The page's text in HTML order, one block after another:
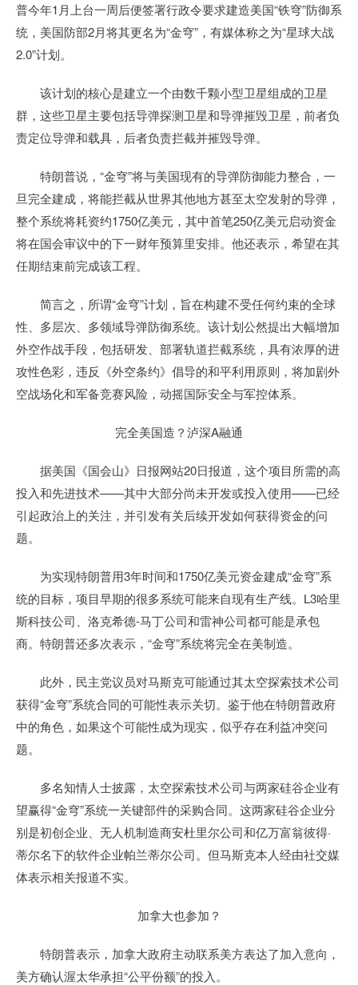
普今年1月上台一周后便签署行政令要求建造美国“铁穹”防御系
统，美国防部2月将其更名为“金穹”，有媒体称之为“星球大战
2.0”计划。
该计划的核心是建立一个由数千颗小型卫星组成的卫星
群，这些卫星主要包括导弹探测卫星和导弹摧毁卫星，前者负
责定位导弹和载具，后者负责拦截并摧毁导弹。
特朗普说，“金穹”将与美国现有的导弹防御能力整合，一
旦完全建成，将能拦截从世界其他地方甚至太空发射的导弹，
整个系统将耗资约1750亿美元，其中首笔250亿美元启动资金
将在国会审议中的下一财年预算里安排。他还表示，希望在其
任期结束前完成该工程。
简言之，所谓“金穹”计划，旨在构建不受任何约束的全球
性、多层次、多领域导弹防御系统。该计划公然提出大幅增加
外空作战手段，包括研发、部署轨道拦截系统，具有浓厚的进
攻性色彩，违反《外空条约》倡导的和平利用原则，将加剧外
空战场化和军备竞赛风险，动摇国际安全与军控体系。
完全美国造？泸深A融通
据美国《国会山》日报网站20日报道，这个项目所需的高
投入和先进技术——其中大部分尚未开发或投入使用——已经
引起政治上的关注，并引发有关后续开发如何获得资金的问
题。
为实现特朗普用3年时间和1750亿美元资金建成“金穹”系
统的目标，项目早期的很多系统可能来自现有生产线。L3哈里
斯科技公司、洛克希德-马丁公司和雷神公司都可能是承包
商。特朗普还多次表示，“金穹”系统将完全在美制造。
此外，民主党议员对马斯克可能通过其太空探索技术公司
获得“金穹”系统合同的可能性表示关切。鉴于他在特朗普政府
中的角色，如果这个可能性成为现实，似乎存在利益冲突问
题。
多名知情人士披露，太空探索技术公司与两家硅谷企业有
望赢得“金穹”系统一关键部件的采购合同。这两家硅谷企业分
别是初创企业、无人机制造商安杜里尔公司和亿万富翁彼得·
蒂尔名下的软件企业帕兰蒂尔公司。但马斯克本人经由社交媒
体表示相关报道不实。
加拿大也参加？
特朗普表示，加拿大政府主动联系美方表达了加入意向，
美方确认渥太华承担“公平份额”的投入。